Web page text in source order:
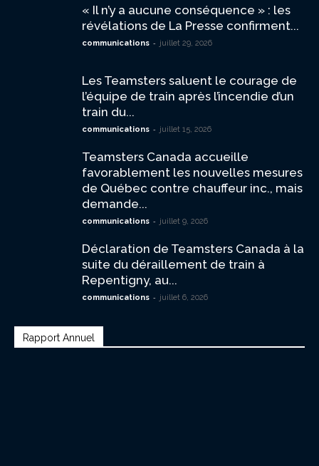
« Il n’y a aucune conséquence » : les
révélations de La Presse confirment...
communications - juillet 29, 2026
Les Teamsters saluent le courage de
l’équipe de train après l’incendie d’un
train du...
communications - juillet 15, 2026
Teamsters Canada accueille
favorablement les nouvelles mesures
de Québec contre chauffeur inc., mais
demande...
communications - juillet 9, 2026
Déclaration de Teamsters Canada à la
suite du déraillement de train à
Repentigny, au...
communications - juillet 6, 2026
Rapport Annuel